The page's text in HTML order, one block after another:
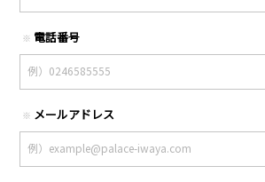
※ 電話番号
※ メールアドレス